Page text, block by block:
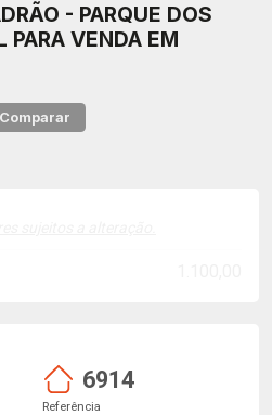
- PARQUE DOS
PARA VENDA EM
Comparar
6914
Referência